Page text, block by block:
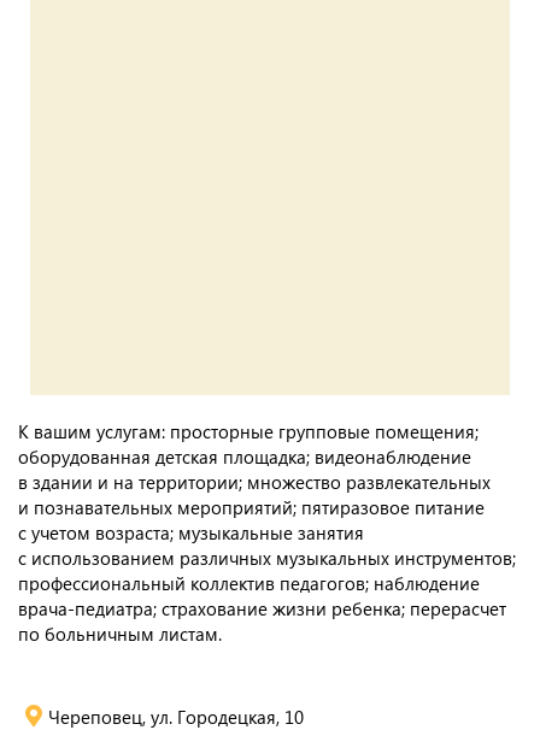
К вашим услугам: просторные групповые помещения;
оборудованная детская площадка; видеонаблюдение
в здании и на территории; множество развлекательных
и познавательных мероприятий; пятиразовое питание
с учетом возраста; музыкальные занятия
с использованием различных музыкальных инструментов;
профессиональный коллектив педагогов; наблюдение
врача-педиатра; страхование жизни ребенка; перерасчет
по больничным листам.
Череповец, ул. Городецкая, 10